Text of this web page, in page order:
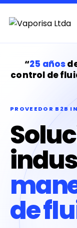
“25 años
control de
PROVEEDOR B2B
de